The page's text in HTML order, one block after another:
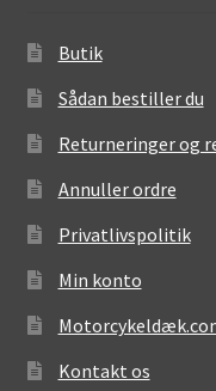
Butik
Sådan bestiller du
Returneringer og
Annuller ordre
Privatlivspolitik
Min konto
Kontakt os